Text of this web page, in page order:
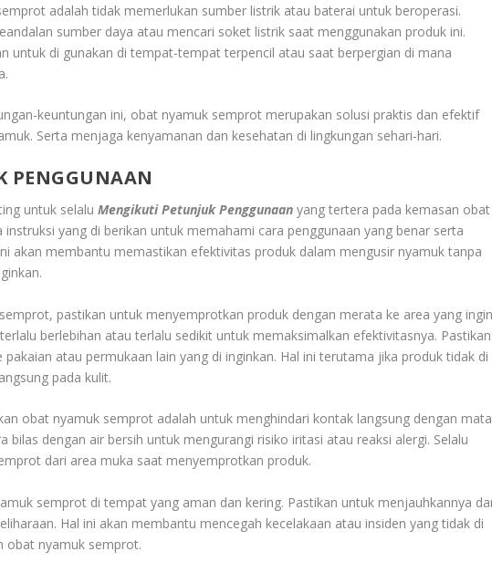
adalah tidak memerlukan sumber listrik atau baterai untuk beroperasi.
sumber daya atau mencari soket listrik saat menggunakan produk ini.
untuk di gunakan di tempat-tempat terpencil atau saat berpergian di mana
keuntungan ini, obat nyamuk semprot merupakan solusi praktis dan efektif
Serta menjaga kenyamanan dan kesehatan di lingkungan sehari-hari.
PENGGUNAAN
untuk selaluMengikuti Petunjuk Penggunaan yang tertera pada kemasan obat
yang di berikan untuk memahami cara penggunaan yang benar serta
akan membantu memastikan efektivitas produk dalam mengusir nyamuk tanpa
pastikan untuk menyemprotkan produk dengan merata ke area yang
berlebihan atau terlalu sedikit untuk memaksimalkan efektivitasnya. Pastikan
atau permukaan lain yang di inginkan. Hal ini terutama jika produk tidak di
pada kulit.
obat nyamuk semprot adalah untuk menghindari kontak langsung dengan mata
bilas dengan air bersih untuk mengurangi risiko iritasi atau reaksi alergi. Selalu
dari area muka saat menyemprotkan produk.
semprot di tempat yang aman dan kering. Pastikan untuk menjauhkannya
Hal ini akan membantu mencegah kecelakaan atau insiden yang tidak di
obat nyamuk semprot.